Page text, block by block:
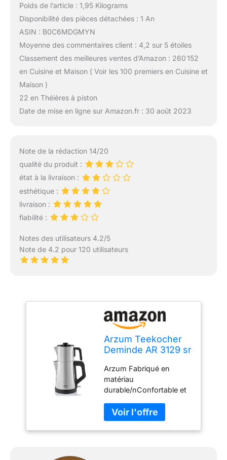
Poids de l’article : 1,95 Kilograms
Disponibilité des pièces détachées : 1 An
ASIN : B0C6MDGMYN
Moyenne des commentaires client : 4,2 sur 5 étoiles
Classement des meilleures ventes d’Amazon : 260 152
en Cuisine et Maison ( Voir les 100 premiers en Cuisine et
Maison )
22 en Théières à piston
Date de mise en ligne sur Amazon.fr : 30 août 2023
Note de la rédaction 14/20
qualité du produit :
état à la livraison :
esthétique :
livraison :
fiabilité :
Notes des utilisateurs 4.2/5
Note de 4.2 pour 120 utilisateurs
Arzum Teekocher
Deminde AR 3129 sr
Arzum Fabriqué en
matériau
durable/nConfortable et
à un usage quotidien
Capacité : 1,0 litre Poids
de l'article : 4,3 livres